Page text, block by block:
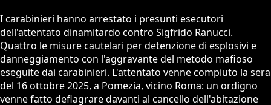
I carabinieri hanno arrestato i presunti esecutori
dell'attentato dinamitardo contro Sigfrido Ranucci.
Quattro le misure cautelari per detenzione di esplosivi e
danneggiamento con l'aggravante del metodo mafioso
eseguite dai carabinieri. L'attentato venne compiuto la sera
del 16 ottobre 2025, a Pomezia, vicino Roma: un ordigno
venne fatto deflagrare davanti al cancello dell'abitazione